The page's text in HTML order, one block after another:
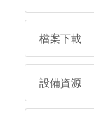
檔案下載
設備資源